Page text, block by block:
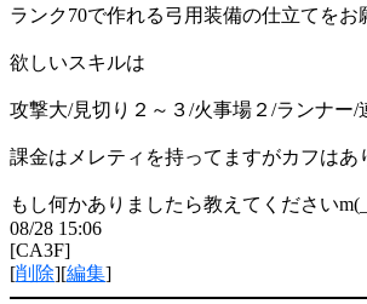
ランク70で作れる弓用装備の仕立てをお
欲しいスキルは
攻撃大/見切り２～３/火事場２/ランナー/
課金はメレティを持ってますがカフはあ
もし何かありましたら教えてください
08/28 15:06
[CA3F]
[削除][編集]